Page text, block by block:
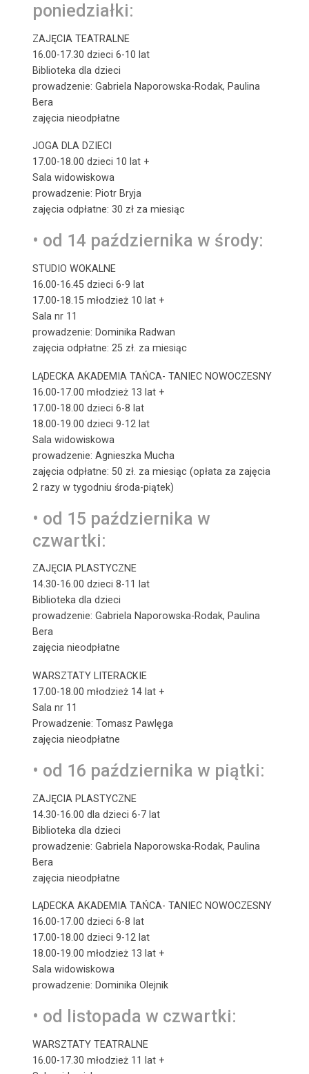
poniedziałki:
ZAJĘCIA TEATRALNE
16.00-17.30 dzieci 6-10 lat
Biblioteka dla dzieci
prowadzenie: Gabriela Naporowska-Rodak, Paulina
Bera
zajęcia nieodpłatne
JOGA DLA DZIECI
17.00-18.00 dzieci 10 lat +
Sala widowiskowa
prowadzenie: Piotr Bryja
zajęcia odpłatne: 30 zł za miesiąc
• od 14 października w środy:
STUDIO WOKALNE
16.00-16.45 dzieci 6-9 lat
17.00-18.15 młodzież 10 lat +
Sala nr 11
prowadzenie: Dominika Radwan
zajęcia odpłatne: 25 zł. za miesiąc
LĄDECKA AKADEMIA TAŃCA- TANIEC NOWOCZESNY
16.00-17.00 młodzież 13 lat +
17.00-18.00 dzieci 6-8 lat
18.00-19.00 dzieci 9-12 lat
Sala widowiskowa
prowadzenie: Agnieszka Mucha
zajęcia odpłatne: 50 zł. za miesiąc (opłata za zajęcia
2 razy w tygodniu środa-piątek)
• od 15 października w
czwartki:
ZAJĘCIA PLASTYCZNE
14.30-16.00 dzieci 8-11 lat
Biblioteka dla dzieci
prowadzenie: Gabriela Naporowska-Rodak, Paulina
Bera
zajęcia nieodpłatne
WARSZTATY LITERACKIE
17.00-18.00 młodzież 14 lat +
Sala nr 11
Prowadzenie: Tomasz Pawlęga
zajęcia nieodpłatne
• od 16 października w piątki:
ZAJĘCIA PLASTYCZNE
14.30-16.00 dla dzieci 6-7 lat
Biblioteka dla dzieci
prowadzenie: Gabriela Naporowska-Rodak, Paulina
Bera
zajęcia nieodpłatne
LĄDECKA AKADEMIA TAŃCA- TANIEC NOWOCZESNY
16.00-17.00 dzieci 6-8 lat
17.00-18.00 dzieci 9-12 lat
18.00-19.00 młodzież 13 lat +
Sala widowiskowa
prowadzenie: Dominika Olejnik
• od listopada w czwartki:
WARSZTATY TEATRALNE
16.00-17.30 młodzież 11 lat +